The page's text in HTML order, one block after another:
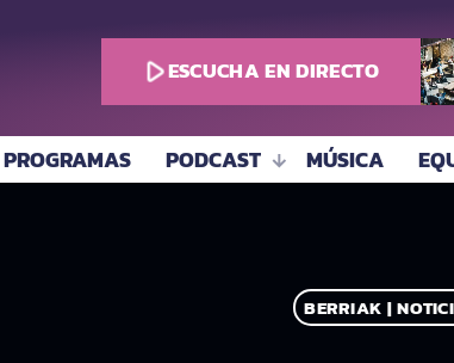
play_arrowESCUCHA EN DIRECTO
PROGRAMAS PODCAST MÚSICA
BERRIAK |